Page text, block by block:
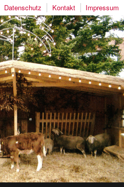
Impressum
Kontakt
Datenschutz
Mutlangen